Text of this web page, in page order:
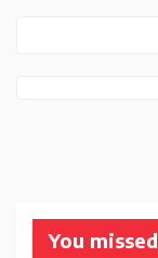
You missed